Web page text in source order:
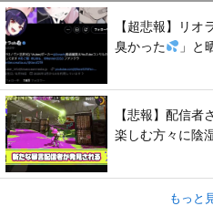
【超悲報】リオ
臭かった
」と
【悲報】配信者
楽しむ方々に陰
もっと